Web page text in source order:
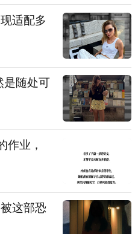
适配多
是随处可
作业，
这部恐